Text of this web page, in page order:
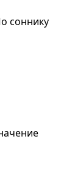
соннику